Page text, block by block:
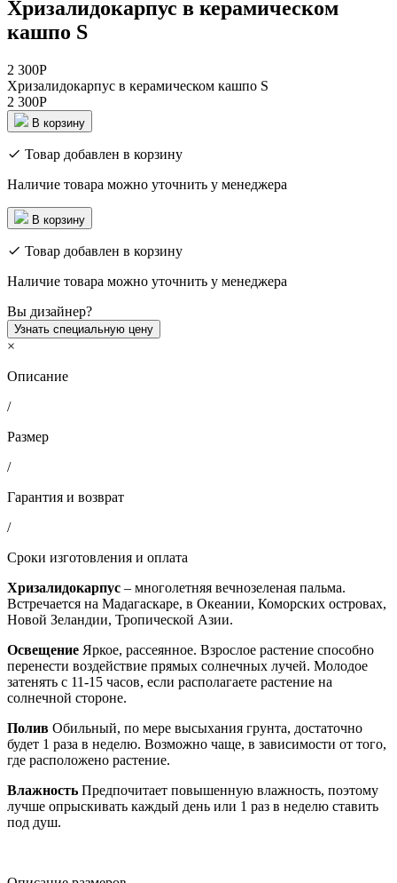
Хризалидокарпус в керамическом
кашпо S
2 300Р
Хризалидокарпус в керамическом кашпо S
2 300Р
В корзину
Товар добавлен в корзину
Наличие товара можно уточнить у менеджера
В корзину
Товар добавлен в корзину
Наличие товара можно уточнить у менеджера
Вы дизайнер?
Узнать специальную цену
×
Описание
/
Размер
/
Гарантия и возврат
/
Сроки изготовления и оплата
Хризалидокарпус – многолетняя вечнозеленая пальма.
Встречается на Мадагаскаре, в Океании, Коморских островах,
Новой Зеландии, Тропической Азии.
Освещение Яркое, рассеянное. Взрослое растение способно
перенести воздействие прямых солнечных лучей. Молодое
затенять с 11-15 часов, если располагаете растение на
солнечной стороне.
Полив Обильный, по мере высыхания грунта, достаточно
будет 1 раза в неделю. Возможно чаще, в зависимости от того,
где расположено растение.
Влажность Предпочитает повышенную влажность, поэтому
лучше опрыскивать каждый день или 1 раз в неделю ставить
под душ.